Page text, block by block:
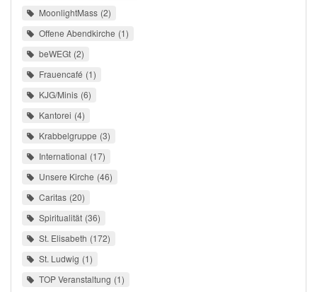
MoonlightMass 2
Offene Abendkirche 1
beWEGt 2
Frauencafé 1
KJG/Minis 6
Kantorei 4
Krabbelgruppe 3
International 17
Unsere Kirche 46
Caritas 20
Spiritualität 36
St. Elisabeth 172
St. Ludwig 1
TOP Veranstaltung 1